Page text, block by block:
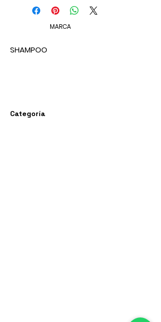
capilar. Ideal para mantener
hidratación, limpieza y nutrición
del cabello mientras estás fuera
resultados profesionales.
MARCA
SHAMPOO
Categoría